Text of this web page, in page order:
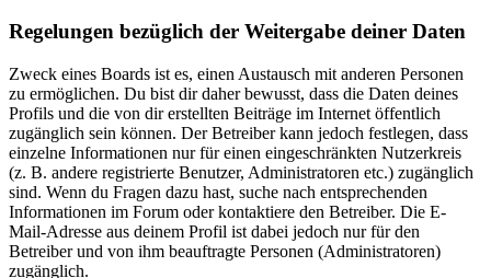
Regelungen bezüglich der Weitergabe deiner Daten
Zweck eines Boards ist es, einen Austausch mit anderen Personen
zu ermöglichen. Du bist dir daher bewusst, dass die Daten deines
Profils und die von dir erstellten Beiträge im Internet öffentlich
zugänglich sein können. Der Betreiber kann jedoch festlegen, dass
einzelne Informationen nur für einen eingeschränkten Nutzerkreis
(z. B. andere registrierte Benutzer, Administratoren etc.) zugänglich
sind. Wenn du Fragen dazu hast, suche nach entsprechenden
Informationen im Forum oder kontaktiere den Betreiber. Die E-
Mail-Adresse aus deinem Profil ist dabei jedoch nur für den
Betreiber und von ihm beauftragte Personen (Administratoren)
zugänglich.